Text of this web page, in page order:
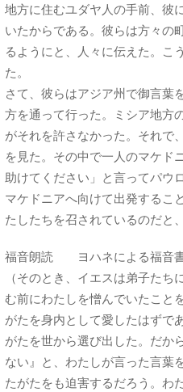
地方に住むユダヤ人の手前、彼
いたからである。彼らは方々の
るようにと、人々に伝えた。こ
た。
さて、彼らはアジア州で御言葉
方を通って行った。ミシア地方
がそれを許さなかった。それで
を見た。その中で一人のマケド
助けてください」と言ってパウ
マケドニアへ向けて出発するこ
たしたちを召されているのだと
福音朗読 ヨハネによる福音
（そのとき、イエスは弟子た
む前にわたしを憎んでいたこと
がたを身内として愛したはずで
がたを世から選び出した。だか
ない』と、わたしが言った言葉
たがたをも迫害するだろう。わ